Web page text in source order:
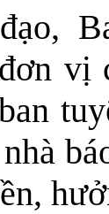
vị